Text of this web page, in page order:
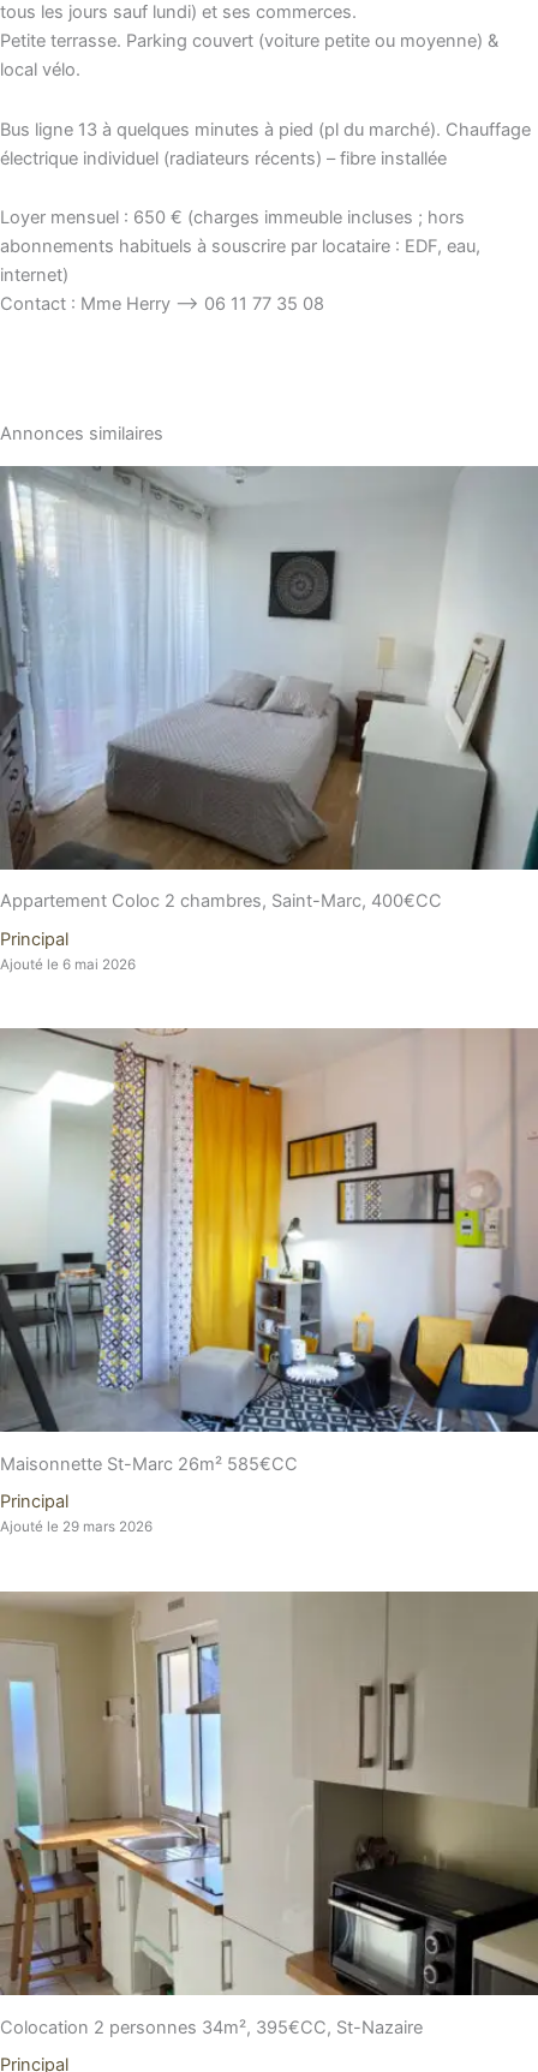
tous les jours sauf lundi) et ses commerces.
Petite terrasse. Parking couvert (voiture petite ou moyenne) &
local vélo.
Bus ligne 13 à quelques minutes à pied (pl du marché). Chauffage
électrique individuel (radiateurs récents) – fibre installée
Loyer mensuel : 650 € (charges immeuble incluses ; hors
abonnements habituels à souscrire par locataire : EDF, eau,
internet)
Contact : Mme Herry –> 06 11 77 35 08
Annonces similaires
Appartement Coloc 2 chambres, Saint-Marc, 400€CC
Principal
Ajouté le 6 mai 2026
Maisonnette St-Marc 26m² 585€CC
Principal
Ajouté le 29 mars 2026
Colocation 2 personnes 34m², 395€CC, St-Nazaire
Principal